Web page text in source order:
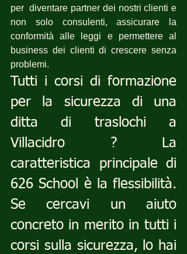
per  diventare partner dei nostri clienti e
non solo consulenti, assicurare la
conformità alle leggi e permettere al
business dei clienti di crescere senza
problemi.
Tutti i corsi di formazione
per la sicurezza di una
ditta di traslochi a
Villacidro ? La
caratteristica principale di
626 School è la flessibilità.
Se cercavi un aiuto
concreto in merito in tutti i
corsi sulla sicurezza, lo hai